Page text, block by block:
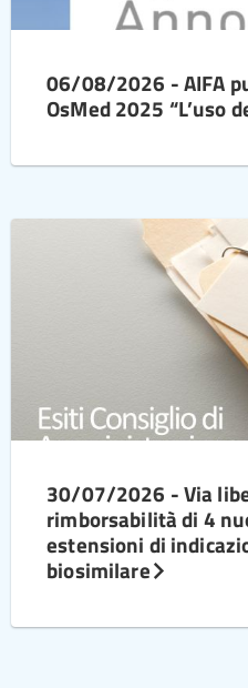
06/08/2026 - AIFA
OsMed 2025 “L’uso
30/07/2026 - Via
rimborsabilità di 4
estensioni di
biosimilare